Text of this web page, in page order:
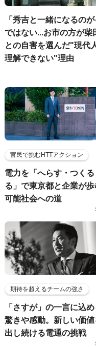
「秀吉と一緒になるのが
ではない...お市の方が柴
との自害を選んだ"現代
理解できない"理由
官民で挑むHTTアクション
電力を「へらす・つく
る」で東京都と企業が
可能社会への道
期待を超えるチームの強さ
「さすが」の一言に込
驚きや感動。新しい価
出し続ける電通の挑戦